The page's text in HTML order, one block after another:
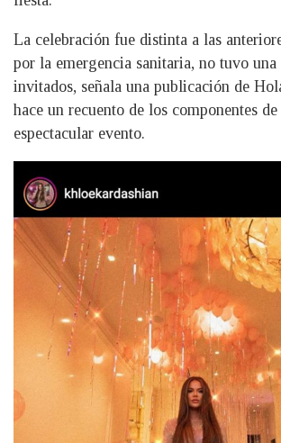
La celebración fue distinta a las
por la emergencia sanitaria, no tuvo
invitados, señala una publicación de
hace un recuento de los componentes de
espectacular evento.